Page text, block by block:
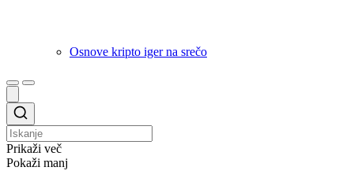
Osnove kripto iger na srečo
Prikaži več
Pokaži manj